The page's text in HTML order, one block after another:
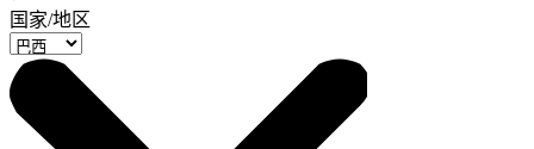
国家/地区